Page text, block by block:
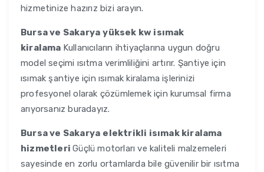
hizmetinize hazırız bizi arayın.
Bursa ve Sakarya yüksek kw isımak
kiralama Kullanıcıların ihtiyaçlarına uygun doğru
model seçimi ısıtma verimliliğini artırır. Şantiye için
ısımak şantiye için ısımak kiralama işlerinizi
profesyonel olarak çözümlemek için kurumsal firma
arıyorsanız buradayız.
Bursa ve Sakarya elektrikli isımak kiralama
hizmetleriGüçlü motorları ve kaliteli malzemeleri
sayesinde en zorlu ortamlarda bile güvenilir bir ısıtma